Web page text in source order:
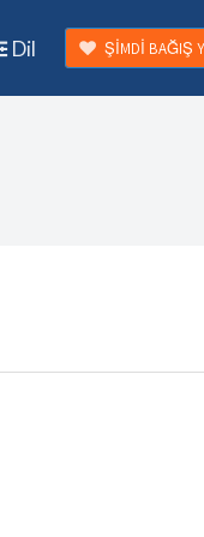
Dil ŞİMDİ BAĞIŞ